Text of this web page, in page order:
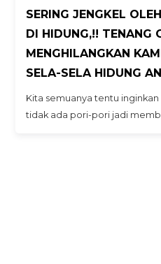
SERING JENGKEL
DI HIDUNG,!! TENANG
MENGHILANGKAN
SELA-SELA HIDUNG
Kita semuanya tentu
tidak ada pori-pori jadi